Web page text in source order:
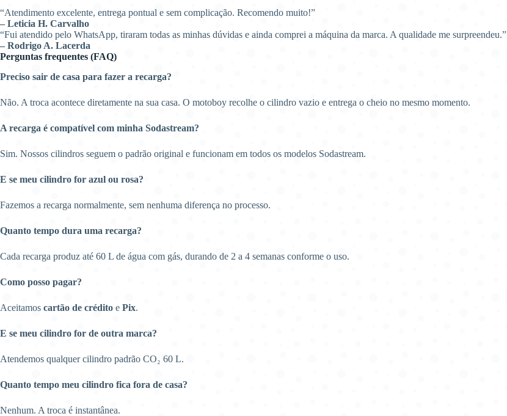
“Atendimento excelente, entrega pontual e sem complicação. Recomendo muito!”
– Leticia H. Carvalho
“Fui atendido pelo WhatsApp, tiraram todas as minhas dúvidas e ainda comprei a máquina da marca. A qualidade me surpreendeu.”
– Rodrigo A. Lacerda
Perguntas frequentes (FAQ)
Preciso sair de casa para fazer a recarga?
Não. A troca acontece diretamente na sua casa. O motoboy recolhe o cilindro vazio e entrega o cheio no mesmo momento.
A recarga é compatível com minha Sodastream?
Sim. Nossos cilindros seguem o padrão original e funcionam em todos os modelos Sodastream.
E se meu cilindro for azul ou rosa?
Fazemos a recarga normalmente, sem nenhuma diferença no processo.
Quanto tempo dura uma recarga?
Cada recarga produz até 60 L de água com gás, durando de 2 a 4 semanas conforme o uso.
Como posso pagar?
Aceitamos cartão de crédito e Pix.
E se meu cilindro for de outra marca?
Atendemos qualquer cilindro padrão CO₂ 60 L.
Quanto tempo meu cilindro fica fora de casa?
Nenhum. A troca é instantânea.